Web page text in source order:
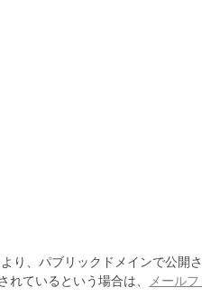
り、パブリックドメインで公開
ているという場合は、
メール